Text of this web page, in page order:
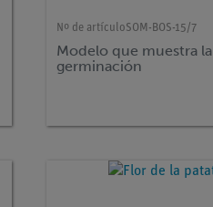
Nº de artículoSOM-BOS-15/7
Modelo que muestra la
germinación